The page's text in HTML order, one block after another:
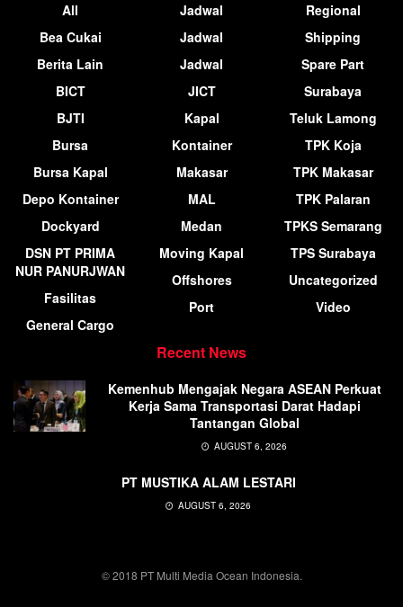
All
Bea Cukai
Berita Lain
BICT
BJTI
Bursa
Bursa Kapal
Depo Kontainer
Dockyard
DSN PT PRIMA
NUR PANURJWAN
Fasilitas
General Cargo
Jadwal
Jadwal
Jadwal
JICT
Kapal
Kontainer
Makasar
MAL
Medan
Moving Kapal
Offshores
Port
Regional
Shipping
Spare Part
Surabaya
Teluk Lamong
TPK Koja
TPK Makasar
TPK Palaran
TPKS Semarang
TPS Surabaya
Uncategorized
Video
Recent News
Kemenhub Mengajak Negara ASEAN Perkuat
Kerja Sama Transportasi Darat Hadapi
Tantangan Global
AUGUST 6, 2026
PT MUSTIKA ALAM LESTARI
AUGUST 6, 2026
© 2018 PT Multi Media Ocean Indonesia.